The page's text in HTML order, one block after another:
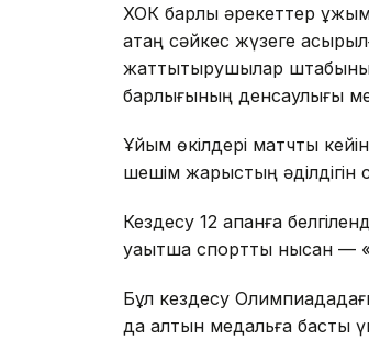
ХОК барлық әрекеттер
қатаң сәйкес жүзеге
жаттықтырушылар
барлығының денсаулығы
Ұйым өкілдері матчты
шешім жарыстың әділдігін
Кездесу 12 ақпанға
уақытша спорттық нысан —
Бұл кездесу
да алтын медальға басты